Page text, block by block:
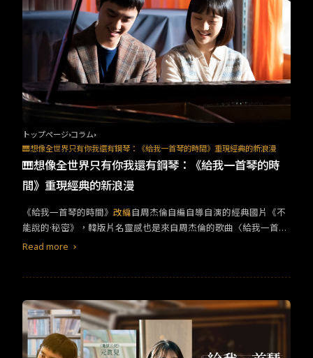
邦因為愛妻而有了許多創作的動力，顯現卓越的創作者需要的不只
是天賦，而是在日常也必須存在著熱愛的人，情感更是創作重要的
推力，象徵了宥俊與貞雅兩個人之間的情感影響。 近幾年台灣一直
在找尋什麼是成功的商業電影，當時周杰倫自編自導的《不能說的
秘密》我覺得已經是很明顯的答案，之後再看《你的名字》還有新
海誠其他講述時空隔閡的電影，都更會讚嘆《不能說的秘密》的巧
思，而韓國翻拍的《給我一首琴的時間》，更證明這部電影的題材
經過時間的沉澱灌溉，還是能長出屬於這個時代的感動，或許這也
是為什麼《星際效應》時隔十年後重新上映，還是能擄獲許多人的
心。後來的《那些年我們一起追的女孩》也創造壯觀的現象，同樣
也被許多國家多次翻拍，周杰倫與九把刀剛好在我人生形成一個很
把刀這種能拍出億萬票房的商業導演。
トップページ コラム
🎹想像全世界只有你我還有鋼琴：《給我一首琴的時間》重現經典的新浪漫
🎹想像全世界只有你我還有鋼琴：《給我一首琴的時
間》重現經典的新浪漫
《給我一首琴的時間》 改編自周杰倫自編自導自演的經典國片《不
能說的·秘密》，韓版片名靈感也是來自周杰倫的歌曲〈給我一首歌
的時間〉。《不能說的·秘密》片中小雨和葉湘倫穿越了相差二十年
情故事為基礎，在課堂上談到他們共度十年的愛情生活，而兩部作
品同樣給予了同等的浪漫結局，不過相較於原版較為陰暗（有霸凌
情結）的過程，《給我一首琴的時間》顯得更加明亮幸福一些。
《給我一首琴的時間》保留了原作的精髓，大方向不變僅在劇情上
Read more